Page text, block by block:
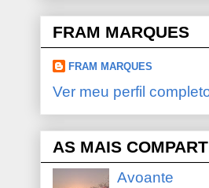
FRAM MARQUES
FRAM MARQUES
Ver meu perfil
AS MAIS
Avoante